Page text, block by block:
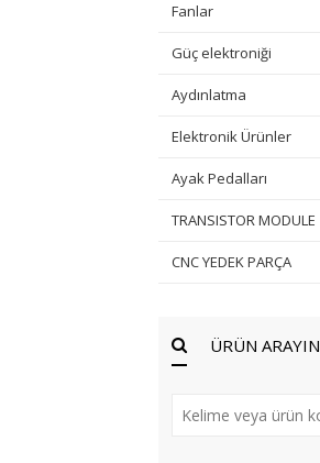
Fanlar
Güç elektroniği
Aydınlatma
Elektronik Ürünler
Ayak Pedalları
TRANSISTOR MODULE
CNC YEDEK PARÇA
ÜRÜN ARAYIN